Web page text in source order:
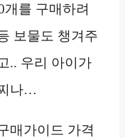
를 구매하려
보물도 챙겨주
.. 우리 아이가
나…
매가이드 가격